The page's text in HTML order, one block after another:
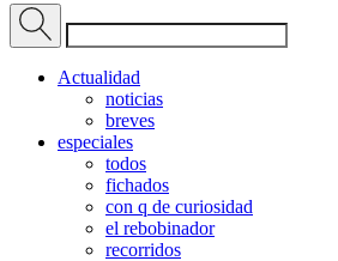
Actualidad
noticias
breves
especiales
todos
fichados
con q de curiosidad
el rebobinador
recorridos